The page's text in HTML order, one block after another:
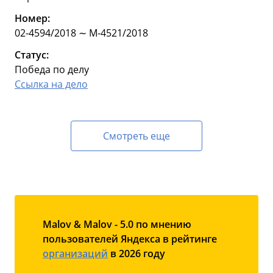
Номер:
02-4594/2018 ∼ М-4521/2018
Статус:
Победа по делу
Ссылка на дело
Смотреть еще
Malov & Malov - 5.0 по мнению
пользователей Яндекса в рейтинге
организаций в 2026 году